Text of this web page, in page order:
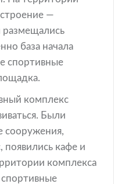
—
база начала
спортивные
комплекс
Были
сооружения,
кафе и
комплекса